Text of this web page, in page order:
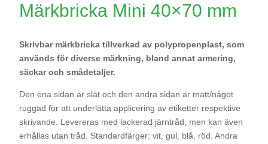
Märkbricka Mini 40×70 mm
Skrivbar märkbricka tillverkad av polypropenplast, som
används för diverse märkning, bland annat armering,
säckar och smådetaljer.
Den ena sidan är slät och den andra sidan är matt/något
ruggad för att underlätta applicering av etiketter respektive
skrivande. Levereras med lackerad järntråd, men kan även
erhållas utan tråd. Standardfärger: vit, gul, blå, röd. Andra